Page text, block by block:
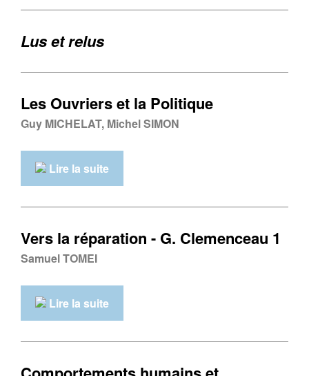
Lus et relus
Les Ouvriers et la Politique
Guy MICHELAT, Michel SIMON
Lire la suite
Vers la réparation - G. Clemenceau 1
Samuel TOMEI
Lire la suite